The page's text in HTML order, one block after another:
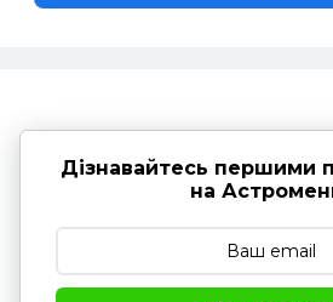
Дізнавайтесь першими
на